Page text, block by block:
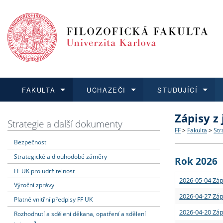
FAKULTA
Dozvědět se více
Struktura
Strategie
Podpora
UCHAZEČI
Podat přihlášku
Co
Učitelské
STUDUJÍCÍ
Dozvědět se více
Rigorózní
Dozvědět se více
O vědě a
Granty a
Dozvědět se více
Aktuální
Strategie a další dokumenty
Bezpečnost
Strategické a dlouhodobé záměry
FF UK pro udržitelnost
Výroční zprávy
Platné vnitřní předpisy FF UK
Rozhodnutí a sdělení děkana, opatření a sdělení
Zápisy
FF > Fakulta >
Rok 2026
2026-05-04
2026-04-27
2026-04-20